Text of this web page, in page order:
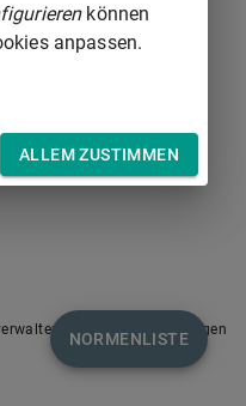
NORMENLISTE
Nutzungsbedingungen
können
anpassen.
ALLEM ZUSTIMMEN